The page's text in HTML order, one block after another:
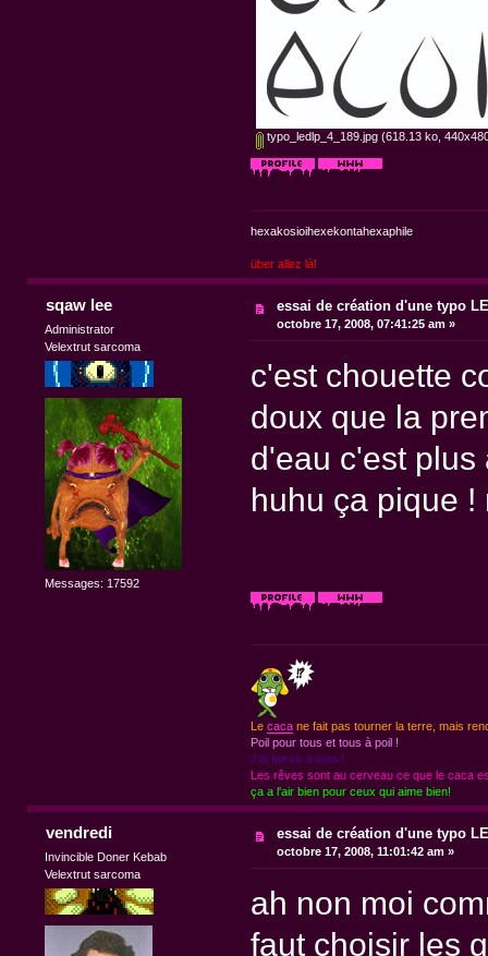
typo_ledlp_4_189.jpg (618.13 ko,
hexakosioihexekontahexaphile
über allez là!
sqaw lee
Administrator
Velextrut sarcoma
Messages: 17592
essai de création d'une typo
octobre 17, 2008, 07:41:25 am »
c'est chouette
doux que la
d'eau c'est plus
huhu ça pique
Le cacane fait pas tourner la terre, mais
Poil pour tous et tous à poil !
J'ai fait kk à ikea !
Les rêves sont au cerveau ce que le caca
ça a l'air bien pour ceux qui aime bien!
vendredi
Invincible Doner Kebab
Velextrut sarcoma
essai de création d'une typo
octobre 17, 2008, 11:01:42 am »
ah non moi
faut choisir les